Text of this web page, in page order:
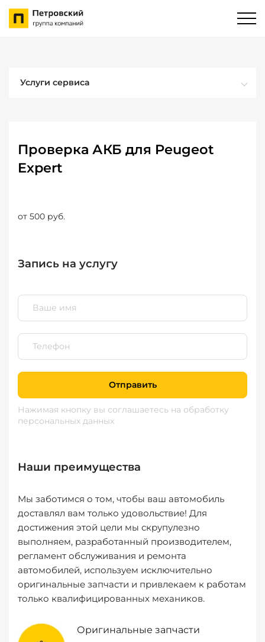
Услуги сервиса
Проверка АКБ для Peugeot
Expert
от 500 руб.
Запись на услугу
Отправить
Нажимая кнопку вы соглашаетесь на обработку
персональных данных
Наши преимущества
Мы заботимся о том, чтобы ваш автомобиль
доставлял вам только удовольствие! Для
достижения этой цели мы скрупулезно
выполняем, разработанный производителем,
регламент обслуживания и ремонта
автомобилей, используем исключительно
оригинальные запчасти и привлекаем к работам
только квалифицированных механиков.
Оригинальные запчасти